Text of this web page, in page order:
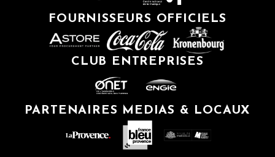
FOURNISSEURS OFFICIELS
CLUB ENTREPRISES
PARTENAIRES MEDIAS & LOCAUX